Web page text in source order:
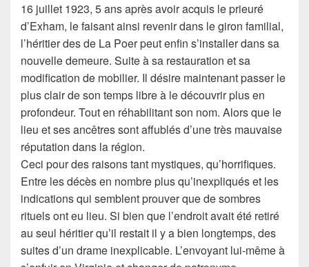
16 juillet 1923, 5 ans après avoir acquis le prieuré
d’Exham, le faisant ainsi revenir dans le giron familial,
l’héritier des de La Poer peut enfin s’installer dans sa
nouvelle demeure. Suite à sa restauration et sa
modification de mobilier. Il désire maintenant passer le
plus clair de son temps libre à le découvrir plus en
profondeur. Tout en réhabilitant son nom. Alors que le
lieu et ses ancêtres sont affublés d’une très mauvaise
réputation dans la région.
Ceci pour des raisons tant mystiques, qu’horrifiques.
Entre les décès en nombre plus qu’inexpliqués et les
indications qui semblent prouver que de sombres
rituels ont eu lieu. Si bien que l’endroit avait été retiré
au seul héritier qu’il restait il y a bien longtemps, des
suites d’un drame inexplicable. L’envoyant lui-même à